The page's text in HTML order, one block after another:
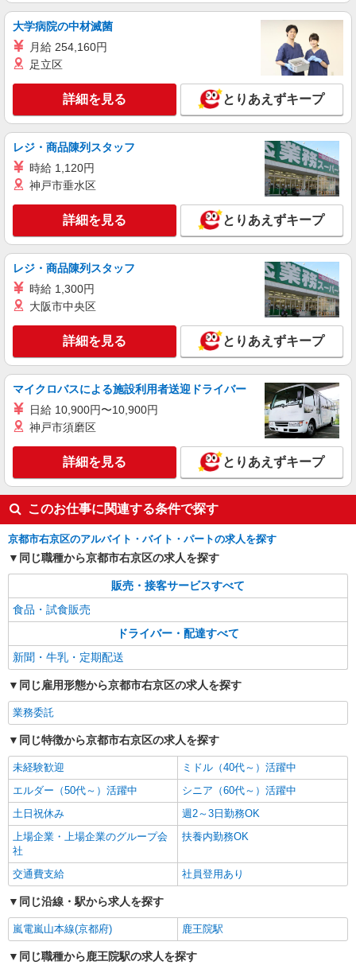
大学病院の中材滅菌
月給 254,160円
足立区
詳細を見る とりあえずキープ
レジ・商品陳列スタッフ
時給 1,120円
神戸市垂水区
詳細を見る とりあえずキープ
レジ・商品陳列スタッフ
時給 1,300円
大阪市中央区
詳細を見る とりあえずキープ
マイクロバスによる施設利用者送迎ドライバー
日給 10,900円〜10,900円
神戸市須磨区
詳細を見る とりあえずキープ
このお仕事に関連する条件で探す
京都市右京区のアルバイト・バイト・パートの求人を探す
同じ職種から京都市右京区の求人を探す
販売・接客サービスすべて
食品・試食販売
ドライバー・配達すべて
新聞・牛乳・定期配送
同じ雇用形態から京都市右京区の求人を探す
業務委託
同じ特徴から京都市右京区の求人を探す
未経験歓迎
ミドル（40代～）活躍中
エルダー（50代～）活躍中
シニア（60代～）活躍中
土日祝休み
週2～3日勤務OK
上場企業・上場企業のグループ会
社
扶養内勤務OK
交通費支給 社員登用あり
同じ沿線・駅から求人を探す
嵐電嵐山本線(京都府) 鹿王院駅
同じ職種から鹿王院駅の求人を探す